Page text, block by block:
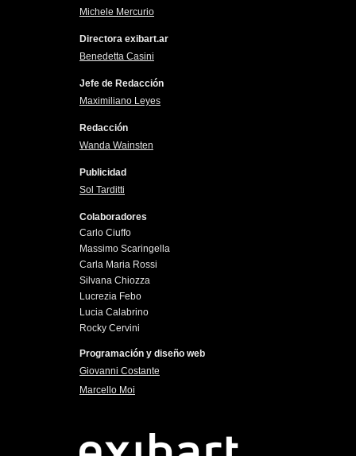
Michele Mercurio
Directora exibart.ar
Benedetta Casini
Jefe de Redacción
Maximiliano Leyes
Redacción
Wanda Wainsten
Publicidad
Sol Tarditti
Colaboradores
Carlo Ciuffo
Massimo Scaringella
Carla Maria Rossi
Silvana Chiozza
Lucrezia Febo
Lucia Calabrino
Rocky Cervini
Programación y diseño web
Giovanni Costante
Marcello Moi